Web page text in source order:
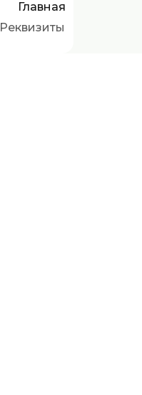
Реквизиты
Главная